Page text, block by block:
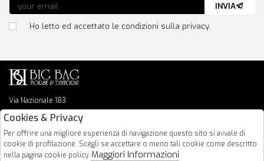
Via Nazionale 183
64026 Roseto Degli Abruzzi
info@bigbagshoponline.it
follow us
Ho letto ed accettato le condizioni sulla privacy.
INVIA
Cookies & Privacy
Per offrire una migliore esperienza di navigazione questo sito si avvale di
cookie di profilazione. Scegli se accettare o meno tali cookie come descritto
nella pagina cookie policy. Maggiori Informazioni